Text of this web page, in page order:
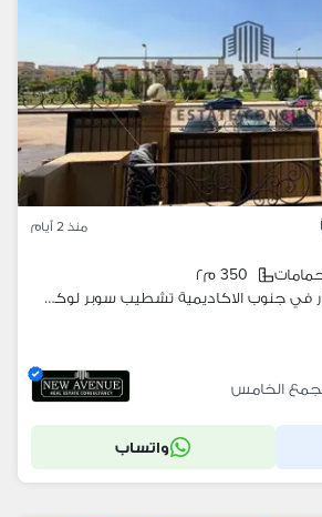
منذ 2 أيام
350 م٢
دوبلكس ٤ غرف للايجار في جنوب الاكاديمية تشطيب سوبر لوكس مفروش بالكامل موقع مميز اقل من سعر السوق
الخامس
واتساب